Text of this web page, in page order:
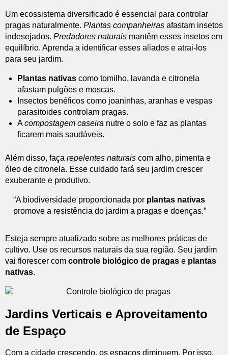
Um ecossistema diversificado é essencial para controlar
pragas naturalmente. Plantas companheiras afastam insetos
indesejados. Predadores naturais mantêm esses insetos em
equilíbrio. Aprenda a identificar esses aliados e atrai-los
para seu jardim.
Plantas nativas como tomilho, lavanda e citronela
afastam pulgões e moscas.
Insectos benéficos como joaninhas, aranhas e vespas
parasitoides controlam pragas.
Acompostagem caseira nutre o solo e faz as plantas
ficarem mais saudáveis.
Além disso, faça repelentes naturais com alho, pimenta e
óleo de citronela. Esse cuidado fará seu jardim crescer
exuberante e produtivo.
“A biodiversidade proporcionada por plantas nativas
promove a resistência do jardim a pragas e doenças.”
Esteja sempre atualizado sobre as melhores práticas de
cultivo. Use os recursos naturais da sua região. Seu jardim
vai florescer com controle biológico de pragas e plantas
nativas.
Jardins Verticais e Aproveitamento
de Espaço
Com a cidade crescendo, os espaços diminuem. Por isso,